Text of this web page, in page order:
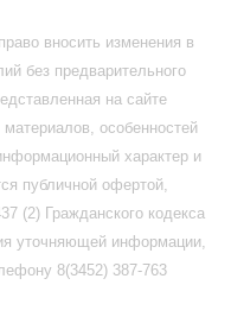
вносить изменения в
без предварительного
на сайте
особенностей
характер и
публичной офертой,
(2) Гражданского кодекса
уточняющей информации,
8(3452) 387-763